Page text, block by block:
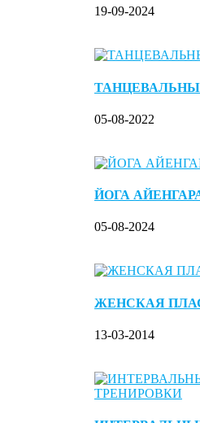
19-09-2024
05-08-2022
ЙОГА
05-08-2024
ЖЕНСКАЯ
13-03-2014